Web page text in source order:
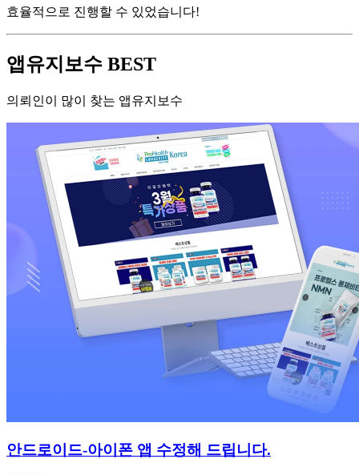
효율적으로 진행할 수 있었습니다!
앱유지보수 BEST
의뢰인이 많이 찾는 앱유지보수
안드로이드-아이폰 앱 수정해 드립니다.